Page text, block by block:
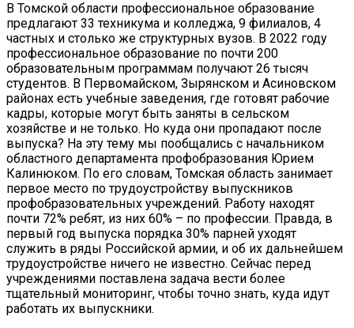
В Томской области профессиональное образование
предлагают 33 техникума и колледжа, 9 филиалов, 4
частных и столько же структурных вузов. В 2022 году
профессиональное образование по почти 200
образовательным программам получают 26 тысяч
студентов. В Первомайском, Зырянском и Асиновском
районах есть учебные заведения, где готовят рабочие
кадры, которые могут быть заняты в сельском
хозяйстве и не только. Но куда они пропадают после
выпуска? На эту тему мы пообщались с начальником
областного департамента профобразования Юрием
Калинюком. По его словам, Томская область занимает
первое место по трудоустройству выпускников
профобразовательных учреждений. Работу находят
почти 72% ребят, из них 60% – по профессии. Правда, в
первый год выпуска порядка 30% парней уходят
служить в ряды Российской армии, и об их дальнейшем
трудоустройстве ничего не известно. Сейчас перед
учреждениями поставлена задача вести более
тщательный мониторинг, чтобы точно знать, куда идут
работать их выпускники.